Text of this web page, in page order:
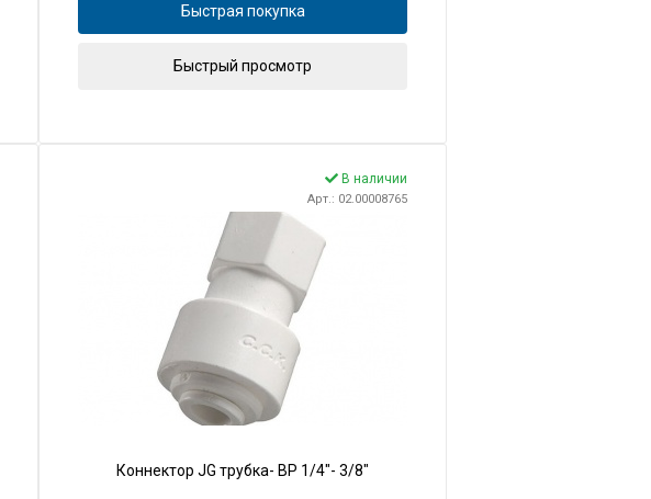
Быстрая покупка
Быстрый просмотр
В наличии
Арт.: 02.00008765
Коннектор JG трубка- ВР 1/4"- 3/8"